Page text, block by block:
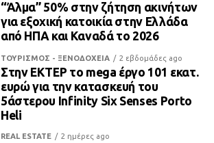
“Άλμα” 50% στην ζήτηση ακινήτων
για εξοχική κατοικία στην Ελλάδα
από ΗΠΑ και Καναδά το 2026
ΤΟΥΡΙΣΜΟΣ - ΞΕΝΟΔΟΧΕΙΑ 2 εβδομάδες ago
Στην ΕΚΤΕΡ το mega έργο 101 εκατ.
ευρώ για την κατασκευή του
5άστερου Infinity Six Senses Porto
Heli
REAL ESTATE 2 ημέρες ago